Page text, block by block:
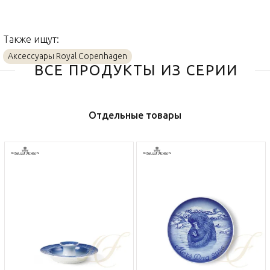
Также ищут:
Аксессуары Royal Copenhagen
ВСЕ ПРОДУКТЫ ИЗ СЕРИИ
Отдельные товары